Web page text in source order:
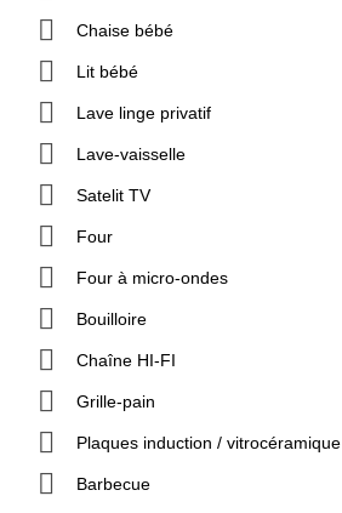
Chaise bébé
Lit bébé
Lave linge privatif
Lave-vaisselle
Satelit TV
Four
Four à micro-ondes
Bouilloire
Chaîne HI-FI
Grille-pain
Plaques induction / vitrocéramique
Barbecue